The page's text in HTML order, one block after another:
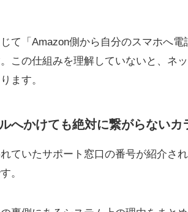
て「Amazon側から自分のスマホへ電
この仕組みを理解していないと、ネ
ます。
へかけても絶対に繋がらないカ
ていたサポート窓口の番号が紹介さ
。